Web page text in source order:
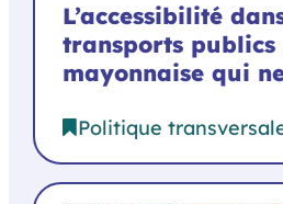
L’accessibilité
transports publics
mayonnaise qui
Politique